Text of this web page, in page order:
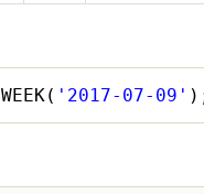
WEEK( '2017-07-09'